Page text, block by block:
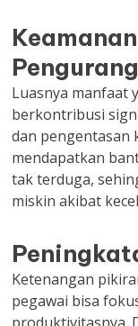
Luasnya manfaat
berkontribusi
dan pengentasan
mendapatkan
tak terduga,
miskin akibat
Ketenangan
pegawai bisa